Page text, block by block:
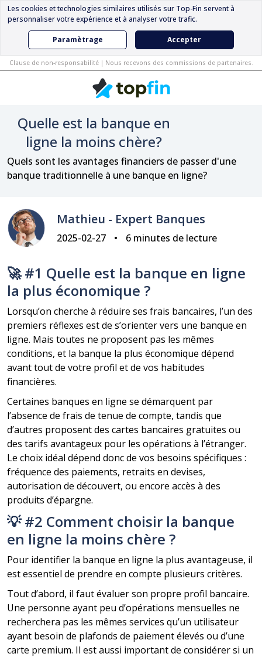
Les cookies et technologies similaires utilisés sur Top-Fin servent à
personnaliser votre expérience et à analyser votre trafic.
Paramètrage Accepter
Clause de non-responsabilité | Nous recevons des commissions de partenaires.
Quelle est la banque en
ligne la moins chère?
Quels sont les avantages financiers de passer d'une
banque traditionnelle à une banque en ligne?
Mathieu - Expert Banques
2025-02-27 6 minutes de lecture
🚀 #1 Quelle est la banque en ligne
la plus économique ?
Lorsqu’on cherche à réduire ses frais bancaires, l’un des
premiers réflexes est de s’orienter vers une banque en
ligne. Mais toutes ne proposent pas les mêmes
conditions, et la banque la plus économique dépend
avant tout de votre profil et de vos habitudes
financières.
Certaines banques en ligne se démarquent par
l’absence de frais de tenue de compte, tandis que
d’autres proposent des cartes bancaires gratuites ou
des tarifs avantageux pour les opérations à l’étranger.
Le choix idéal dépend donc de vos besoins spécifiques :
fréquence des paiements, retraits en devises,
autorisation de découvert, ou encore accès à des
produits d’épargne.
💡 #2 Comment choisir la banque
en ligne la moins chère ?
Pour identifier la banque en ligne la plus avantageuse, il
est essentiel de prendre en compte plusieurs critères.
Tout d’abord, il faut évaluer son propre profil bancaire.
Une personne ayant peu d’opérations mensuelles ne
recherchera pas les mêmes services qu’un utilisateur
ayant besoin de plafonds de paiement élevés ou d’une
carte premium. Il est aussi important de considérer si un